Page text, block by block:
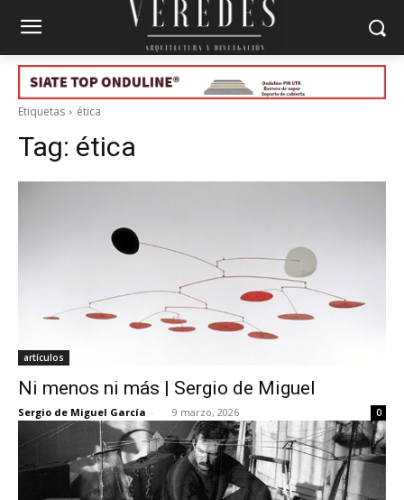
Etiquetas ética
Tag: ética
artículos
Ni menos ni más | Sergio de Miguel
Sergio de Miguel García - 9 marzo, 2026 0